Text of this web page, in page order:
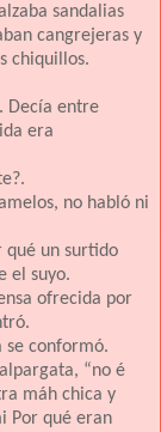
sandalias
cangrejeras y
chiquillos.
Decía entre
era
no habló ni
qué un surtido
el suyo.
ofrecida por
se conformó.
“no é
máh chica y
Por qué eran